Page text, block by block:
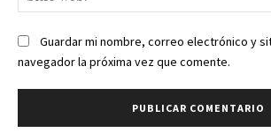
Guardar mi nombre, correo electrónico y
navegador la próxima vez que comente.